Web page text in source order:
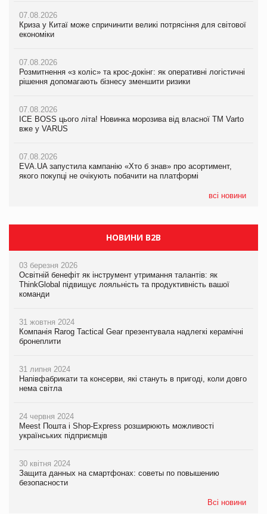
07.08.2026
Криза у Китаї може спричинити великі потрясіння для світової
економіки
07.08.2026
Розмитнення «з коліс» та крос-докінг: як оперативні логістичні
рішення допомагають бізнесу зменшити ризики
07.08.2026
ICE BOSS цього літа! Новинка морозива від власної ТМ Varto
вже у VARUS
07.08.2026
EVA.UA запустила кампанію «Хто б знав» про асортимент,
якого покупці не очікують побачити на платформі
всі новини
07.08.2026
Криза у Китаї може спричинити великі потрясіння для світової
економіки
07.08.2026
Розмитнення «з коліс» та крос-докінг: як оперативні логістичні
рішення допомагають бізнесу зменшити ризики
07.08.2026
ICE BOSS цього літа! Новинка морозива від власної ТМ Varto
вже у VARUS
07.08.2026
EVA.UA запустила кампанію «Хто б знав» про асортимент,
якого покупці не очікують побачити на платформі
07.08.2026
Криза у Китаї може спричинити великі потрясіння для світової
економіки
07.08.2026
Kraft Heinz скоротила збиток у першому півріччі
Продажі Hugo Boss впали на 9%
НОВИНИ B2B
03 березня 2026
Освітній бенефіт як інструмент утримання талантів: як
ThinkGlobal підвищує лояльність та продуктивність вашої
команди
31 жовтня 2024
Компанія Rarog Tactical Gear презентувала надлегкі керамічні
бронеплити
31 липня 2024
Напівфабрикати та консерви, які стануть в пригоді, коли довго
нема світла
24 червня 2024
Meest Пошта і Shop-Express розширюють можливості
українських підприємців
30 квітня 2024
Защита данных на смартфонах: советы по повышению
безопасности
Всі новини